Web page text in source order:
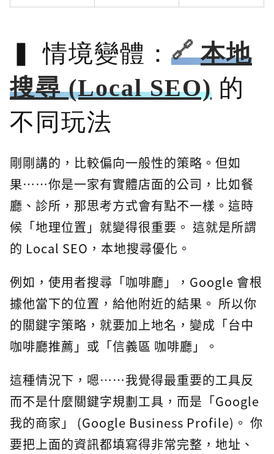
情境變體：
本地
搜尋 (Local SEO) 的
不同玩法
剛剛講的，比較偏向一般性的策略。但如
果⋯⋯你是一家有實體店面的公司，比如餐
廳、診所，那思考方式會有點不一樣。這時
候「地理位置」就變得很重要。 這就是所謂
的 Local SEO，本地搜尋優化。
例如，使用者搜尋「咖啡廳」，Google 會根
據他當下的位置，給他附近的結果。 所以你
的關鍵字策略，就要加上地名，變成「台中
咖啡廳推薦」或「信義區 咖啡廳」。
這種情況下，嗯⋯⋯我覺得最重要的工具反
而不是什麼關鍵字規劃工具，而是「Google
我的商家」 (Google Business Profile)。 你
要把上面的資訊都填寫得非常完整，地址、